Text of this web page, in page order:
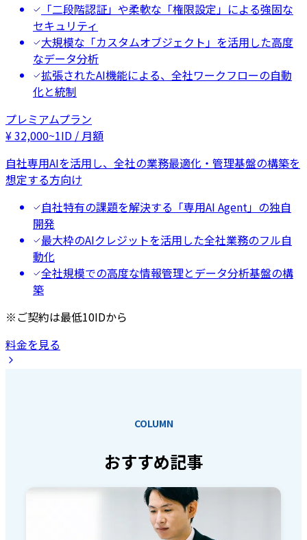
「二段階認証」や柔軟な「権限設定」による強固な
セキュリティ
大規模な「カスタムオブジェクト」を活用した高度
なデータ分析
拡張されたAI機能による、全社ワークフローの自動
化と統制
プレミアムプラン
¥32,000~1ID / 月額
自社専用AIを活用し、全社の業務最適化・管理基盤の構築を
想定する方向け
自社特有の課題を解決する「専用AI Agent」の独自
開発
最大枠のAIクレジットを活用した全社業務のフル自
動化
全社規模での高度な情報管理とデータ分析基盤の構
築
※ご契約は最低10IDから
料金を見る
COLUMN
おすすめ記事